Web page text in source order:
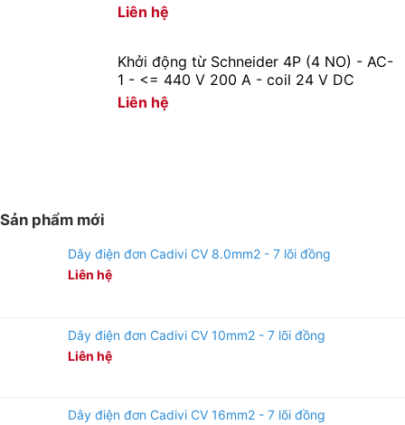
Liên hệ
Khởi động từ Schneider 4P (4 NO) - AC-
1 - <= 440 V 200 A - coil 24 V DC
Liên hệ
Sản phẩm mới
Dây điện đơn Cadivi CV 8.0mm2 - 7 lõi đồng
Liên hệ
Dây điện đơn Cadivi CV 10mm2 - 7 lõi đồng
Liên hệ
Dây điện đơn Cadivi CV 16mm2 - 7 lõi đồng